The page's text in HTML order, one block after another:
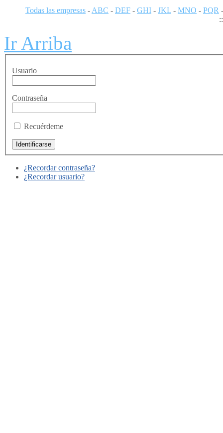
Todas las empresas - ABC - DEF - GHI - JKL - MNO - PQR
Ir Arriba
Usuario
Contraseña
Recuérdeme
¿Recordar contraseña?
¿Recordar usuario?